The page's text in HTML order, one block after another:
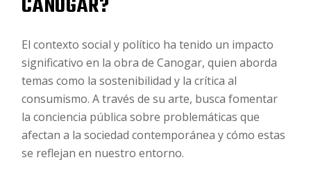
El contexto social y político ha tenido un impacto
significativo en la obra de Canogar, quien aborda
temas como la sostenibilidad y la crítica al
consumismo. A través de su arte, busca fomentar
la conciencia pública sobre problemáticas que
afectan a la sociedad contemporánea y cómo estas
se reflejan en nuestro entorno.